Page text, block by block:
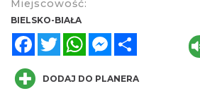
Miejscowość:
BIELSKO-BIAŁA
FacebookTwitterWhatsAppMessenger
DODAJ DO PLANERA